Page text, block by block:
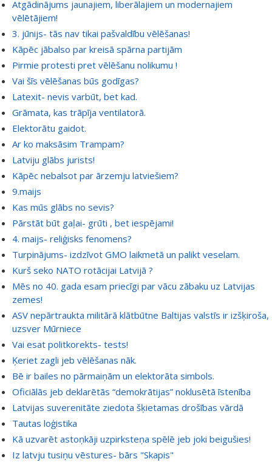
Atgādinājums jaunajiem, liberālajiem un modernajiem
vēlētājiem!
3. jūnijs- tās nav tikai pašvaldību vēlēšanas!
Kāpēc jābalso par kreisā spārna partijām
Pirmie protesti pret vēlēšanu nolikumu !
Vai šīs vēlēšanas būs godīgas?
Latexit- nevis varbūt, bet kad.
Grāmata, kas trāpīja ventilatorā.
Elektorātu gaidot.
Ar ko maksāsim Trampam?
Latviju glābs jurists!
Kāpēc nebalsot par ārzemju latviešiem?
9.maijs
Kas mūs glābs no sevis?
Pārstāt būt gaļai- grūti , bet iespējami!
4. maijs- reliģisks fenomens?
Turpinājums- izdzīvot GMO laikmetā un palikt veselam.
Kurš seko NATO rotācijai Latvijā ?
Mēs no 40. gada esam priecīgi par vācu zābaku uz Latvijas
zemes!
ASV nepārtraukta militārā klātbūtne Baltijas valstīs ir izšķiroša,
uzsver Mūrniece
Vai esat politkorekts- tests!
Ķeriet zagli jeb vēlēšanas nāk.
Bē ir bailes no pārmaiņām un elektorāta simbols.
Oficiālās jeb deklarētās “demokrātijas” noklusētā īstenība
Latvijas suverenitāte ziedota šķietamas drošības vārdā
Tautas loģistika
Kā uzvarēt astoņkāji uzpirksteņa spēlē jeb joki beigušies!
Iz latvju tusiņu vēstures- bārs "Skapis"